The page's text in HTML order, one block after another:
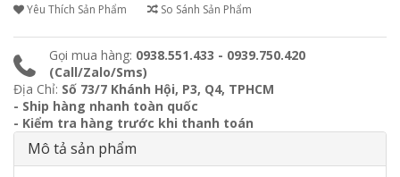
Yêu Thích Sản Phẩm So Sánh Sản Phẩm
Gọi mua hàng: 0938.551.433 - 0939.750.420
(Call/Zalo/Sms)
Địa Chỉ: Số 73/7 Khánh Hội, P3, Q4, TPHCM
- Ship hàng nhanh toàn quốc
- Kiểm tra hàng trước khi thanh toán
Mô tả sản phẩm